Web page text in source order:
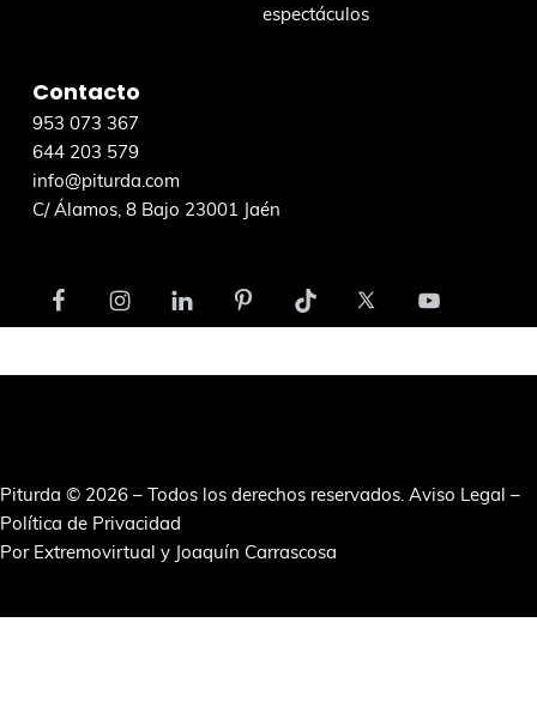
espectáculos
Contacto
953 073 367
644 203 579
info@piturda.com
C/ Álamos, 8 Bajo 23001 Jaén
Piturda © 2026 – Todos los derechos reservados. Aviso Legal –
Política de Privacidad
Por Extremovirtual y Joaquín Carrascosa